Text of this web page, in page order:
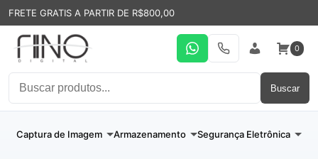
FRETE GRATIS A PARTIR DE R$800,00
Buscar
WhatsApp19 31994110
Entrar
0
Captura de Imagem Armazenamento Segurança Eletrônica